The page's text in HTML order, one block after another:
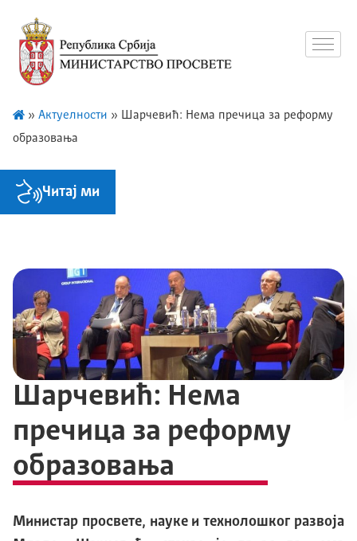
» Актуелности » Шарчевић: Нема пречица за реформу
образовања
Читај ми
Шарчевић: Нема
пречица за реформу
образовања
Министар просвете, науке и технолошког развоја